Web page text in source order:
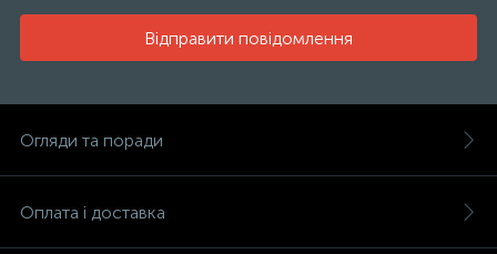
Відправити повідомлення
Огляди та поради
Оплата і доставка